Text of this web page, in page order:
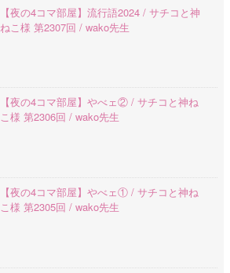
【夜の4コマ部屋】流行語2024 / サチコと神
ねこ様 第2307回 / wako先生
【夜の4コマ部屋】やべェ② / サチコと神ね
こ様 第2306回 / wako先生
【夜の4コマ部屋】やべェ① / サチコと神ね
こ様 第2305回 / wako先生